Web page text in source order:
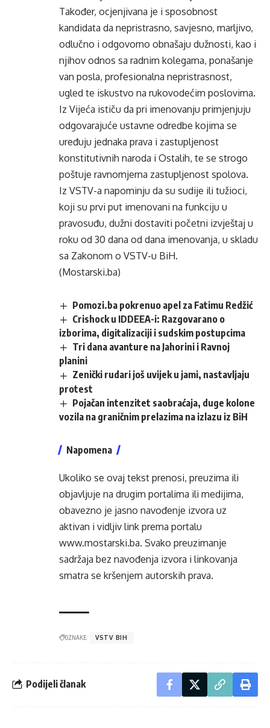
Također, ocjenjivana je i sposobnost
kandidata da nepristrasno, savjesno, marljivo,
odlučno i odgovorno obnašaju dužnosti, kao i
njihov odnos sa radnim kolegama, ponašanje
van posla, profesionalna nepristrasnost,
ugled te iskustvo na rukovodećim poslovima.
Iz Vijeća ističu da pri imenovanju primjenjuju
odgovarajuće ustavne odredbe kojima se
uređuju jednaka prava i zastupljenost
konstitutivnih naroda i Ostalih, te se strogo
poštuje ravnomjerna zastupljenost spolova.
Iz VSTV-a napominju da su sudije ili tužioci,
koji su prvi put imenovani na funkciju u
pravosuđu, dužni dostaviti početni izvještaj u
roku od 30 dana od dana imenovanja, u skladu
sa Zakonom o VSTV-u BiH.
(Mostarski.ba)
Pomozi.ba pokrenuo apel za Fatimu Redžić
Crishock u IDDEEA-i: Razgovarano o
izborima, digitalizaciji i sudskim postupcima
Tri dana avanture na Jahorini i Ravnoj
planini
Zenički rudari još uvijek u jami, nastavljaju
protest
Pojačan intenzitet saobraćaja, duge kolone
vozila na graničnim prelazima na izlazu iz BiH
Napomena
Ukoliko se ovaj tekst prenosi, preuzima ili
objavljuje na drugim portalima ili medijima,
obavezno je jasno navođenje izvora uz
aktivan i vidljiv link prema portalu
www.mostarski.ba. Svako preuzimanje
sadržaja bez navođenja izvora i linkovanja
smatra se kršenjem autorskih prava.
OZNAKE: VSTV BIH
Podijeli članak